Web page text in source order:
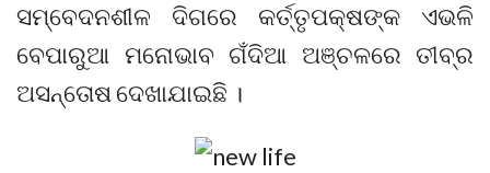
ସମ୍ବେଦନଶୀଳ ଦିଗରେ କର୍ତ୍ତୃପକ୍ଷଙ୍କ ଏଭଳି
ବେପାରୁଆ ମନୋଭାବ ଗଁଦିଆ ଅଞ୍ଚଳରେ ତୀବ୍ର
ଅସନ୍ତୋଷ ଦେଖାଯାଇଛି ।